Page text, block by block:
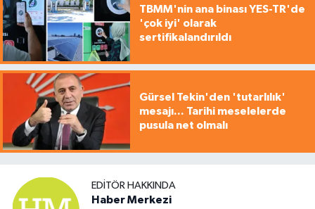
TBMM'nin ana binası YES-TR'de
'çok iyi' olarak
sertifikalandırıldı
Gürsel Tekin'den 'tutarlılık'
mesajı... Tarihi meselelerde
pusula net olmalı
EDITÖR HAKKINDA
Haber Merkezi